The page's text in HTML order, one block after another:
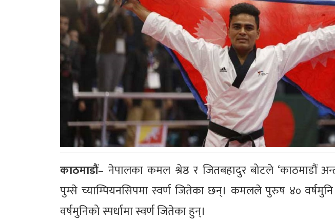
काठमाडौं– नेपालका कमल श्रेष्ठ र जितबहादुर बोटले ‘काठमाडौं
पुम्से च्याम्पियनसिपमा स्वर्ण जितेका छन्। कमलले पुरुष ४०
वर्षमुनिको स्पर्धामा स्वर्ण जितेका हुन्।